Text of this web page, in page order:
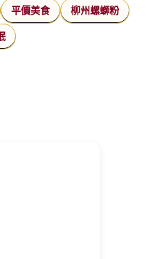
平價美食 柳州螺螄粉